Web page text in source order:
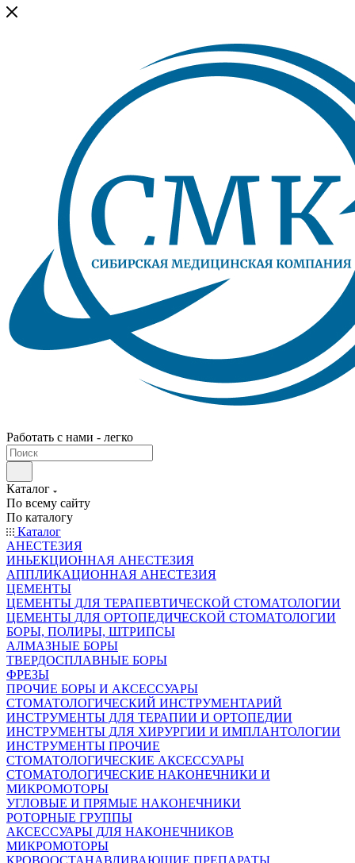
Работать с нами - легко
Каталог
По всему сайту
По каталогу
Каталог
АНЕСТЕЗИЯ
ИНЬЕКЦИОННАЯ АНЕСТЕЗИЯ
АППЛИКАЦИОННАЯ АНЕСТЕЗИЯ
ЦЕМЕНТЫ
ЦЕМЕНТЫ ДЛЯ ТЕРАПЕВТИЧЕСКОЙ СТОМАТОЛОГИИ
ЦЕМЕНТЫ ДЛЯ ОРТОПЕДИЧЕСКОЙ СТОМАТОЛОГИИ
БОРЫ, ПОЛИРЫ, ШТРИПСЫ
АЛМАЗНЫЕ БОРЫ
ТВЕРДОСПЛАВНЫЕ БОРЫ
ФРЕЗЫ
ПРОЧИЕ БОРЫ И АКСЕССУАРЫ
СТОМАТОЛОГИЧЕСКИЙ ИНСТРУМЕНТАРИЙ
ИНСТРУМЕНТЫ ДЛЯ ТЕРАПИИ И ОРТОПЕДИИ
ИНСТРУМЕНТЫ ДЛЯ ХИРУРГИИ И ИМПЛАНТОЛОГИИ
ИНСТРУМЕНТЫ ПРОЧИЕ
СТОМАТОЛОГИЧЕСКИЕ АКСЕССУАРЫ
СТОМАТОЛОГИЧЕСКИЕ НАКОНЕЧНИКИ И
МИКРОМОТОРЫ
УГЛОВЫЕ И ПРЯМЫЕ НАКОНЕЧНИКИ
РОТОРНЫЕ ГРУППЫ
АКСЕССУАРЫ ДЛЯ НАКОНЕЧНИКОВ
МИКРОМОТОРЫ
КРОВООСТАНАВЛИВАЮЩИЕ ПРЕПАРАТЫ